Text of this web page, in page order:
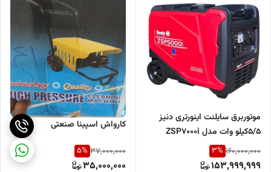
موتوربرق سایلنت اینورتری دنیز
5/5کیلو وات مدل ZSP7000i
160,000,000
3%
153,999,999
کارواش اسپینا صنعتی
37,000,000
5%
35,000,000